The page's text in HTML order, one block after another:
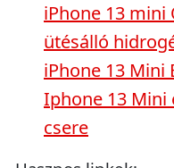
iPhone 13 mini
ütésálló
iPhone 13 Mini
Iphone 13
csere